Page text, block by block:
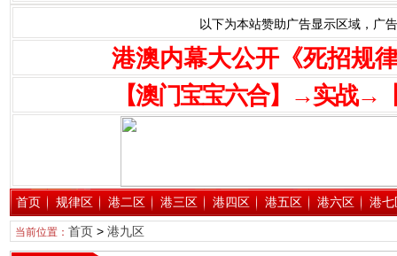
以下为本站赞助广告显示区域，广
港澳内幕大公开《死招规
【澳门宝宝六合】→实战→
首页 规律区 港二区 港三区 港四区 港五区 港六区 港七
当前位置： 首页> 港九区